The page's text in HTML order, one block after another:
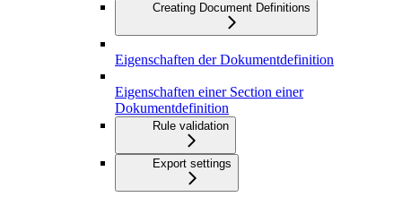
Creating Document Definitions
Eigenschaften der Dokumentdefinition
Eigenschaften einer Section einer
Dokumentdefinition
Rule validation
Export settings